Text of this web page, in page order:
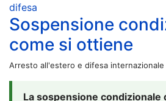
difesa
Sospensione
come si ottiene
Arresto all'estero e difesa internazionale
La sospensione condizionale